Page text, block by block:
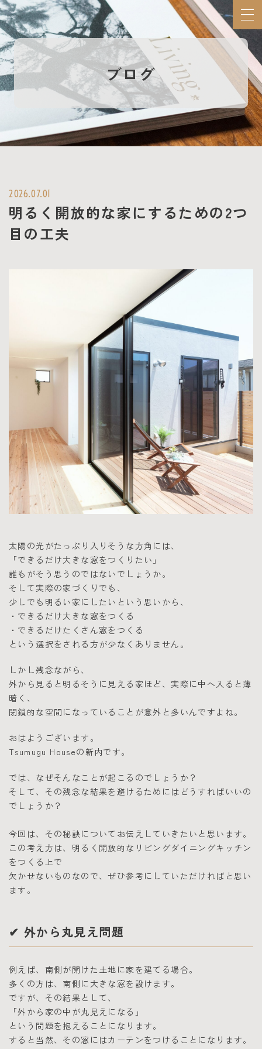
Tsumugu Houseとは
ダイナミック
ファスナー®とは
ブログ
私たちについて
ブログ
2026.07.01
明るく開放的な家にするための2つ
目の工夫
太陽の光がたっぷり入りそうな方角には、
「できるだけ大きな窓をつくりたい」
誰もがそう思うのではないでしょうか。
そして実際の家づくりでも、
少しでも明るい家にしたいという思いから、
・できるだけ大きな窓をつくる
・できるだけたくさん窓をつくる
という選択をされる方が少なくありません。
しかし残念ながら、
外から見ると明るそうに見える家ほど、実際に中へ入ると薄
暗く、
閉鎖的な空間になっていることが意外と多いんですよね。
おはようございます。
Tsumugu Houseの新内です。
では、なぜそんなことが起こるのでしょうか？
そして、その残念な結果を避けるためにはどうすればいいの
でしょうか？
今回は、その秘訣についてお伝えしていきたいと思います。
この考え方は、明るく開放的なリビングダイニングキッチン
をつくる上で
欠かせないものなので、ぜひ参考にしていただければと思い
ます。
✔ 外から丸見え問題
例えば、南側が開けた土地に家を建てる場合。
多くの方は、南側に大きな窓を設けます。
ですが、その結果として、
「外から家の中が丸見えになる」
という問題を抱えることになります。
すると当然、その窓にはカーテンをつけることになります。